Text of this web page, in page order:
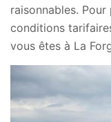
raisonnables.
conditions
vous êtes à La